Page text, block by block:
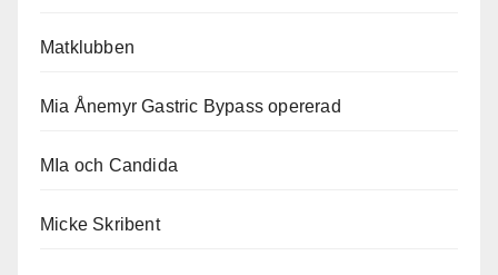
Matklubben
Mia Ånemyr Gastric Bypass opererad
MIa och Candida
Micke Skribent